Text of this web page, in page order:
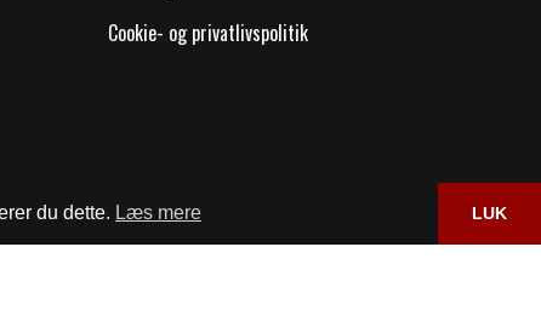
du dette. Læs mere LUK
Cookie- og privatlivspolitik